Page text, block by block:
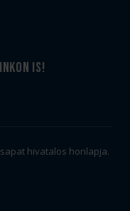
is!
hivatalos honlapja.